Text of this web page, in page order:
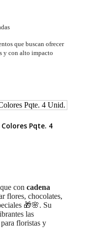
que buscan ofrecer
y con alto impacto
Pqte. 4
con cadena
flores, chocolates,
🎁🌸. Su
las
floristas y